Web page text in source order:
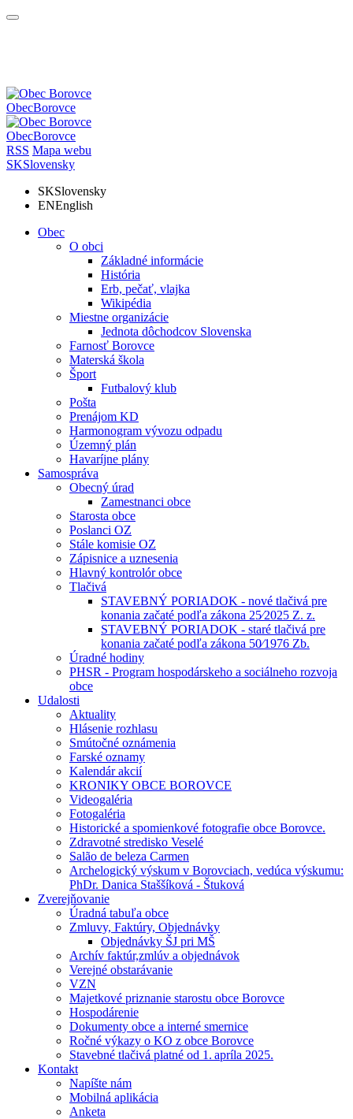
ObecBorovce
ObecBorovce
RSS Mapa webu
SKSlovensky
SKSlovensky
ENEnglish
Obec
O obci
Základné informácie
História
Erb, pečať, vlajka
Wikipédia
Miestne organizácie
Jednota dôchodcov Slovenska
Farnosť Borovce
Materská škola
Šport
Futbalový klub
Pošta
Prenájom KD
Harmonogram vývozu odpadu
Územný plán
Havaríjne plány
Samospráva
Obecný úrad
Zamestnanci obce
Starosta obce
Poslanci OZ
Stále komisie OZ
Zápisnice a uznesenia
Hlavný kontrolór obce
Tlačivá
STAVEBNÝ PORIADOK - nové tlačivá pre
konania začaté podľa zákona 25⁄2025 Z. z.
STAVEBNÝ PORIADOK - staré tlačivá pre
konania začaté podľa zákona 50⁄1976 Zb.
Úradné hodiny
PHSR - Program hospodárskeho a sociálneho rozvoja
obce
Udalosti
Aktuality
Hlásenie rozhlasu
Smútočné oznámenia
Farské oznamy
Kalendár akcií
KRONIKY OBCE BOROVCE
Videogaléria
Fotogaléria
Historické a spomienkové fotografie obce Borovce.
Zdravotné stredisko Veselé
Salão de beleza Carmen
Archelogický výskum v Borovciach, vedúca výskumu:
PhDr. Danica Staššíková - Štuková
Zverejňovanie
Úradná tabuľa obce
Zmluvy, Faktúry, Objednávky
Objednávky ŠJ pri MŠ
Archív faktúr,zmlúv a objednávok
Verejné obstarávanie
VZN
Majetkové priznanie starostu obce Borovce
Hospodárenie
Dokumenty obce a interné smernice
Ročné výkazy o KO z obce Borovce
Stavebné tlačivá platné od 1. apríla 2025.
Kontakt
Napíšte nám
Mobilná aplikácia
Anketa